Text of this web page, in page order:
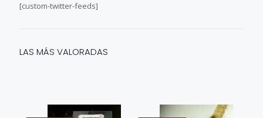
[custom-twitter-feeds]
LAS MÁS VALORADAS